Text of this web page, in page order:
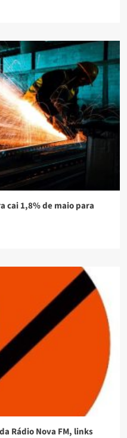
cai 1,8% de maio para
Rádio Nova FM, links